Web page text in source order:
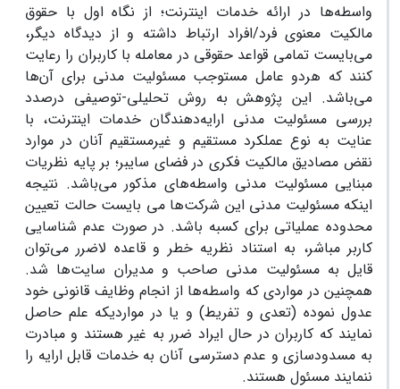
واسطه‌ها در ارائه خدمات اینترنت؛ از نگاه اول با حقوق
مالکیت معنوی فرد/افراد ارتباط داشته و از دیدگاه دیگر،
می‌بایست تمامی قواعد حقوقی در معامله با کاربران را رعایت
کنند که هردو عامل مستوجب مسئولیت مدنی برای آن‌ها
می‌باشد. این پژوهش به روش تحلیلی-توصیفی درصدد
بررسی مسئولیت مدنی ارایه‌دهندگان خدمات اینترنت، با
عنایت به نوع عملکرد مستقیم و غیرمستقیم آنان در موارد
نقض مصادیق مالکیت فکری در فضای سایبر؛ بر پایه نظریات
مبنایی مسئولیت مدنی واسطه‌های مذکور می‌باشد. نتیجه
اینکه مسئولیت مدنی این شرکت‌ها می بایست حالت تعیین
محدوده عملیاتی برای کسبه باشد. در صورت عدم شناسایی
کاربر مباشر، به استناد نظریه خطر و قاعده لاضرر می‌توان
قایل به مسئولیت مدنی صاحب و مدیران سایت‌ها شد.
همچنین در مواردی که واسطه‌ها از انجام وظایف قانونی خود
عدول نموده (تعدی و تفریط) و یا در مواردیکه علم حاصل
نمایند که کاربران در حال ایراد ضرر به غیر هستند و مبادرت
به مسدود‌سازی و عدم دسترسی آنان به خدمات قابل ارایه را
ننمایند مسئول هستند.